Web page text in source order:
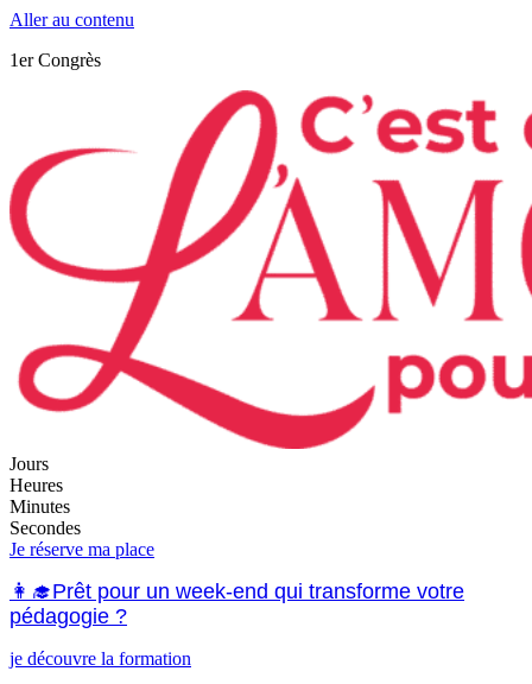
Aller au contenu
1er Congrès
Jours
Heures
Minutes
Secondes
Je réserve ma place
👩‍🎓Prêt pour un week-end qui transforme votre
pédagogie ?
je découvre la formation